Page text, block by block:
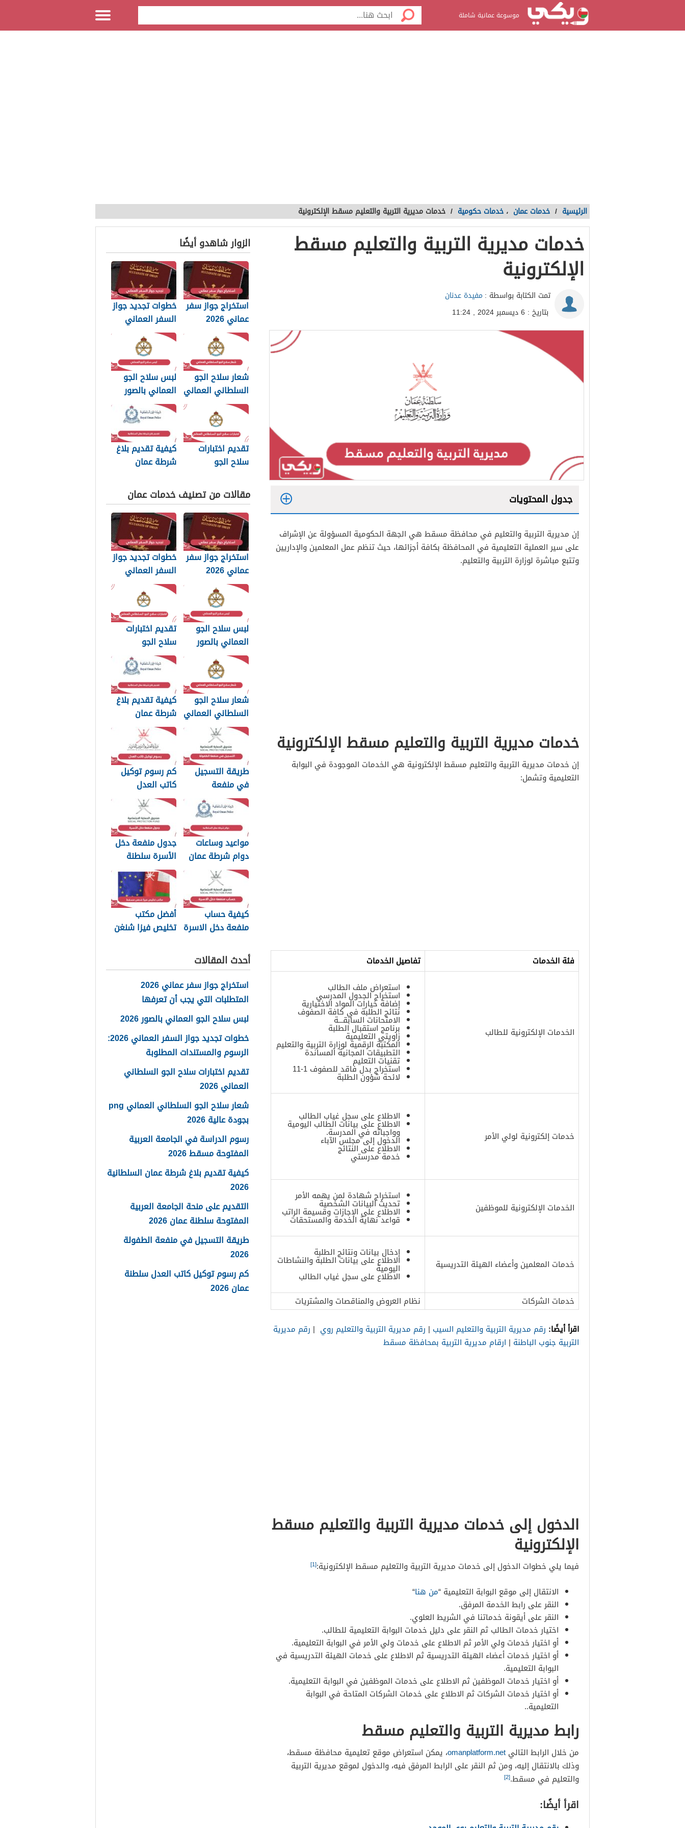
موسوعة عمانية شاملة
الرئيسية / خدمات عمان ، خدمات حكومية / خدمات مديرية التربية والتعليم مسقط الإلكترونية
خدمات مديرية التربية والتعليم مسقط
الإلكترونية
تمت الكتابة بواسطة : مفيدة عدنان
بتاريخ : 6 ديسمبر 2024 , 11:24
جدول المحتويات
3
إن مديرية التربية والتعليم في محافظة مسقط هي الجهة الحكومية المسؤولة عن الإشراف
على سير العملية التعليمية في المحافظة بكافة أجزائها، حيث تنظم عمل المعلمين والإداريين
وتتبع مباشرة لوزارة التربية والتعليم.
خدمات مديرية التربية والتعليم مسقط الإلكترونية
إن خدمات مديرية التربية والتعليم مسقط الإلكترونية هي الخدمات الموجودة في البوابة
التعليمية وتشمل:
فئة الخدمات تفاصيل الخدمات
الخدمات الإلكترونية للطالب
استعراض ملف الطالب
استخراج الجدول المدرسي
إضافة خيارات المواد الاختيارية
نتائج الطلبة في كافة الصفوف
الامتحانات السابقـــة
برنامج استقبال الطلبة
زاويتي التعليمية
المكتبة الرقمية لوزارة التربية والتعليم
التطبيقات المجانية المساندة
تقنيات التعليم
استخراج بدل فاقد للصفوف 1-11
لائحة شؤون الطلبة
خدمات إلكترونية لولي الأمر
الاطلاع على سجل غياب الطالب
الاطلاع على بيانات الطالب اليومية
وواجباته في المدرسة.
الدخول إلى مجلس الآباء
الاطلاع على النتائج
خدمة مدرستي
الخدمات الإلكترونية للموظفين
استخراج شهادة لمن يهمه الأمر
تحديث البيانات الشخصية
الاطلاع على الإجازات وقسيمة الراتب
قواعد نهاية الخدمة والمستحقات
خدمات المعلمين وأعضاء الهيئة التدريسية
إدخال بيانات ونتائج الطلبة
الاطلاع على بيانات الطلبة والنشاطات
اليومية
الاطلاع على سجل غياب الطالب
خدمات الشركات
نظام العروض والمناقصات والمشتريات
اقرأ أيضًا: رقم مديرية التربية والتعليم السيب | رقم مديرية التربية والتعليم روي | رقم مديرية
التربية جنوب الباطنة | ارقام مديرية التربية بمحافظة مسقط
الدخول إلى خدمات مديرية التربية والتعليم مسقط
الإلكترونية
فيما يلي خطوات الدخول إلى خدمات مديرية التربية والتعليم مسقط الإلكترونية:[1]
الانتقال إلى موقع البوابة التعليمية “من هنا“
النقر على رابط الخدمة المرفق.
النقر على أيقونة خدماتنا في الشريط العلوي.
اختيار خدمات الطالب ثم النقر على دليل خدمات البوابة التعليمية للطالب.
أو اختيار خدمات ولي الأمر ثم الاطلاع على خدمات ولي الأمر في البوابة التعليمية.
أو اختيار خدمات أعضاء الهيئة التدريسية ثم الاطلاع على خدمات الهيئة التدريسية في
البوابة التعليمية.
أو اختيار خدمات الموظفين ثم الاطلاع على خدمات الموظفين في البوابة التعليمية.
أو اختيار خدمات الشركات ثم الاطلاع على خدمات الشركات المتاحة في البوابة
التعليمية..
رابط مديرية التربية والتعليم مسقط
من خلال الرابط التالي omanplatform.net، يمكن استعراض موقع تعليمية محافظة مسقط،
وذلك بالانتقال إليه، ومن ثم النقر على الرابط المرفق فيه، والدخول لموقع مديرية التربية
والتعليم في مسقط.[2]
اقرأ أيضًا:
الزوار شاهدو أيضًا
استخراج جواز سفر
عماني 2026
المتطلبات التي
يجب أن تعرفها
خطوات تجديد جواز
السفر العماني
2026: الرسوم
والمستندات
المطلوبة
شعار سلاح الجو
السلطاني العماني
png بجودة عالية
2026
لبس سلاح الجو
العماني بالصور
2026
تقديم اختبارات
سلاح الجو
2026
كيفية تقديم بلاغ
شرطة عمان
مقالات من تصنيف خدمات عمان
استخراج جواز سفر
عماني 2026
المتطلبات التي
يجب أن تعرفها
خطوات تجديد جواز
السفر العماني
2026: الرسوم
والمستندات
المطلوبة
لبس سلاح الجو
العماني بالصور
2026
تقديم اختبارات
سلاح الجو
السلطاني العماني
2026
شعار سلاح الجو
السلطاني العماني
png بجودة عالية
2026
كيفية تقديم بلاغ
شرطة عمان
السلطانية 2026
طريقة التسجيل
في منفعة
الطفولة 2026
كم رسوم توكيل
كاتب العدل
سلطنة عمان 2026
مواعيد وساعات
دوام شرطة عمان
السلطانية 2026
جدول منفعة دخل
الأسرة سلطنة
عمان 2026
كيفية حساب
منفعة دخل الاسرة
أفضل مكتب
تخليص فيزا شنغن
أحدث المقالات
استخراج جواز سفر عماني 2026
المتطلبات التي يجب أن تعرفها
لبس سلاح الجو العماني بالصور 2026
خطوات تجديد جواز السفر العماني 2026:
الرسوم والمستندات المطلوبة
تقديم اختبارات سلاح الجو السلطاني
العماني 2026
شعار سلاح الجو السلطاني العماني png
بجودة عالية 2026
رسوم الدراسة في الجامعة العربية
المفتوحة مسقط 2026
كيفية تقديم بلاغ شرطة عمان السلطانية
2026
التقديم على منحة الجامعة العربية
المفتوحة سلطنة عمان 2026
طريقة التسجيل في منفعة الطفولة
2026
كم رسوم توكيل كاتب العدل سلطنة
عمان 2026